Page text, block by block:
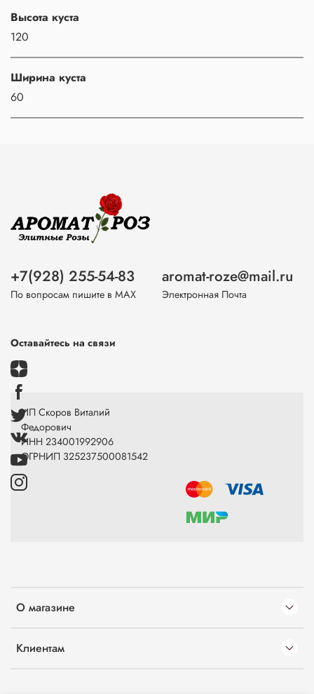
Высота куста
120
Ширина куста
60
О магазине
Клиентам
+7(928) 255-54-83
По вопросам пишите в МАХ
aromat-roze@mail.ru
Электронная Почта
Оставайтесь на связи
ИП Скоров Виталий
Федорович
ИНН 234001992906
ОГРНИП 325237500081542